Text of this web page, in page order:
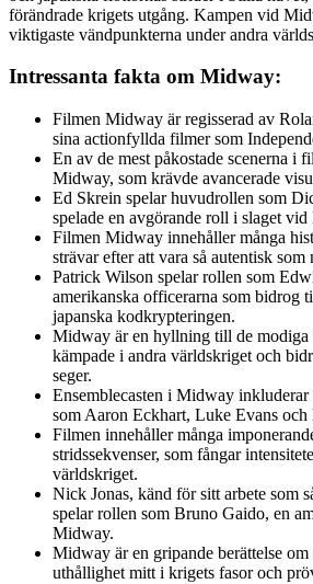
förändrade krigets utgång. Kampen vid
viktigaste vändpunkterna under andra
Intressanta fakta om Midway:
Filmen Midway är regisserad av
sina actionfyllda filmer som
En av de mest påkostade scenerna i
Midway, som krävde avancerade
Ed Skrein spelar huvudrollen som
spelade en avgörande roll i slaget
Filmen Midway innehåller många
strävar efter att vara så autentisk som
Patrick Wilson spelar rollen som
amerikanska officerarna som bidrog
japanska kodkrypteringen.
Midway är en hyllning till de modiga
kämpade i andra världskriget och
seger.
Ensemblecasten i Midway inkluderar
som Aaron Eckhart, Luke Evans och
Filmen innehåller många
stridssekvenser, som fångar
världskriget.
Nick Jonas, känd för sitt arbete som
spelar rollen som Bruno Gaido, en
Midway.
Midway är en gripande berättelse
uthållighet mitt i krigets fasor och